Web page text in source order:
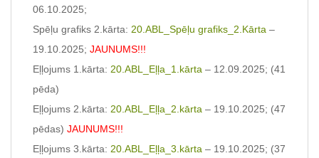
06.10.2025;
Spēļu grafiks 2.kārta: 20.ABL_Spēļu grafiks_2.Kārta –
19.10.2025; JAUNUMS!!!
Eļļojums 1.kārta: 20.ABL_Eļļa_1.kārta – 12.09.2025; (41
pēda)
Eļļojums 2.kārta: 20.ABL_Eļļa_2.kārta – 19.10.2025; (47
pēdas) JAUNUMS!!!
Eļļojums 3.kārta: 20.ABL_Eļļa_3.kārta – 19.10.2025; (37